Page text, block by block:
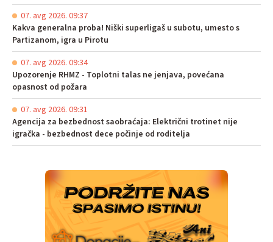
07. avg 2026. 09:37
Kakva generalna proba! Niški superligaš u subotu, umesto s
Partizanom, igra u Pirotu
07. avg 2026. 09:34
Upozorenje RHMZ - Toplotni talas ne jenjava, povećana
opasnost od požara
07. avg 2026. 09:31
Agencija za bezbednost saobraćaja: Električni trotinet nije
igračka - bezbednost dece počinje od roditelja